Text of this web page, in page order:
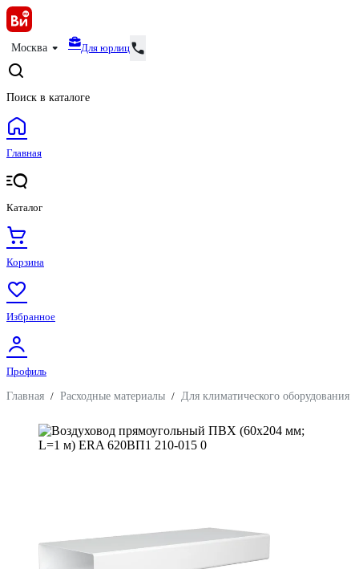
Москва Для юрлиц
Поиск в каталоге
Главная
Каталог
Корзина
Избранное
Профиль
Главная / Расходные материалы / Для климатического оборудования